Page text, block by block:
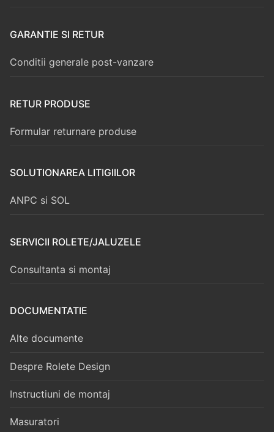
GARANTIE SI RETUR
Conditii generale post-vanzare
RETUR PRODUSE
Formular returnare produse
SOLUTIONAREA LITIGIILOR
ANPC si SOL
SERVICII ROLETE/JALUZELE
Consultanta si montaj
DOCUMENTATIE
Alte documente
Despre Rolete Design
Instructiuni de montaj
Masuratori